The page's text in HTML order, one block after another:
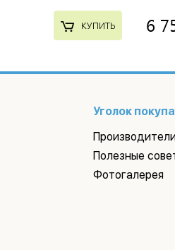
КУПИТЬ 6
Уголок
Полезные
Фотогалерея